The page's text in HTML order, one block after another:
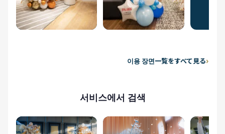
이용 장면一覧をすべて見る
서비스에서 검색